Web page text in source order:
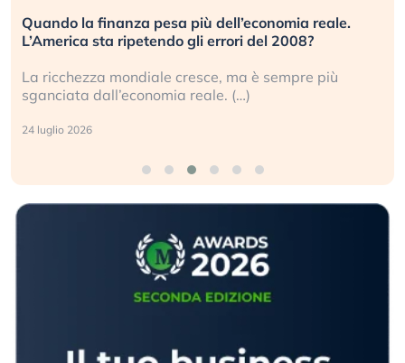
Quando la finanza pesa più dell’economia reale.
L’America sta ripetendo gli errori del 2008?
La ricchezza mondiale cresce, ma è sempre più
sganciata dall’economia reale. (…)
24 luglio 2026